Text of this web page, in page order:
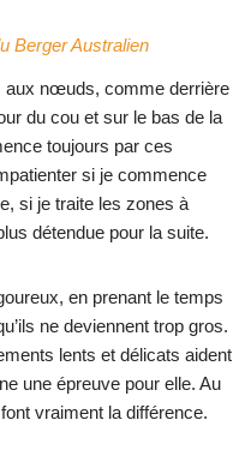
Berger Australien
aux nœuds, comme derrière
du cou et sur le bas de la
toujours par ces
si je commence
si je traite les zones à
détendue pour la suite.
en prenant le temps
ne deviennent trop gros.
lents et délicats aident
une épreuve pour elle. Au
vraiment la différence.